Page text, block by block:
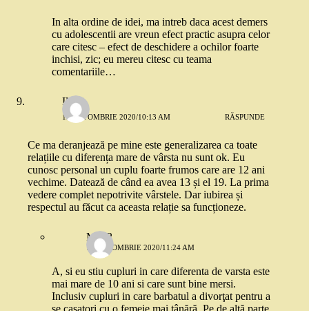
In alta ordine de idei, ma intreb daca acest demers
cu adolescentii are vreun efect practic asupra celor
care citesc – efect de deschidere a ochilor foarte
inchisi, zic; eu mereu citesc cu teama
comentariile…
Ilinca
13 OCTOMBRIE 2020/10:13 AM RĂSPUNDE
Ce ma deranjează pe mine este generalizarea ca toate
relațiile cu diferența mare de vârsta nu sunt ok. Eu
cunosc personal un cuplu foarte frumos care are 12 ani
vechime. Datează de când ea avea 13 și el 19. La prima
vedere complet nepotrivite vârstele. Dar iubirea și
respectul au făcut ca aceasta relație sa funcționeze.
Mira2
13 OCTOMBRIE 2020/11:24 AM
A, si eu stiu cupluri in care diferenta de varsta este
mai mare de 10 ani si care sunt bine mersi.
Inclusiv cupluri in care barbatul a divorţat pentru a
se casatori cu o femeie mai tânără. Pe de altă parte